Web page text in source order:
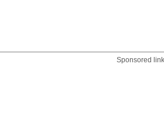
Sponsored